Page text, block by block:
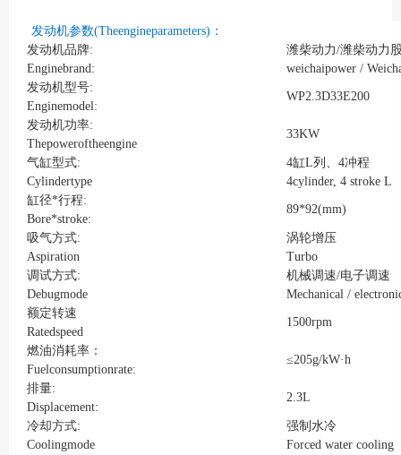
发动机参数(Theengineparameters)：
发动机品牌:
Enginebrand:
潍柴动力/潍柴动力
weichaipower /
发动机型号:
Enginemodel:
WP2.3D33E200
发动机功率:
Thepoweroftheengine
33KW
气缸型式:
Cylindertype
4缸L列、4冲程
4cylinder, 4 stroke L
缸径*行程:
Bore*stroke:
89*92(mm)
吸气方式:
Aspiration
涡轮增压
Turbo
调试方式:
Debugmode
机械调速/电子调速
Mechanical /
额定转速
Ratedspeed
1500rpm
燃油消耗率：
Fuelconsumptionrate:
≤205g/kW·h
排量:
Displacement:
2.3L
冷却方式:
Coolingmode
强制水冷
Forced water cooling